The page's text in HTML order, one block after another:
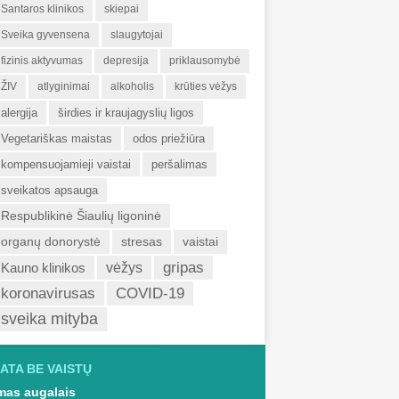
Santaros klinikos skiepai
Sveika gyvensena slaugytojai
fizinis aktyvumas depresija priklausomybė
ŽIV atlyginimai alkoholis krūties vėžys
alergija
širdies ir kraujagyslių ligos
Vegetariškas maistas
odos priežiūra
kompensuojamieji vaistai
peršalimas
sveikatos apsauga
Respublikinė Šiaulių ligoninė
organų donorystė
stresas vaistai
Kauno klinikos vėžys
gripas
koronavirusas
COVID-19
sveika mityba
BE VAISTŲ
augalais